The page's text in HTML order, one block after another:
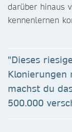
darüber hinaus
kennenlernen
"Dieses
Klonierungen
machst du
500.000